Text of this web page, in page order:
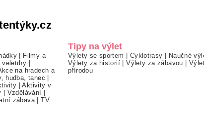
| Filmy a
|
na hradech a
hudba, tanec |
|Aktivity v
| Vzdělávání |
zábava |TV
Tipy na výlet
Výlety se sportem | Cyklotrasy | Naučné
Výlety za historií |Výlety za zábavou |
přírodou